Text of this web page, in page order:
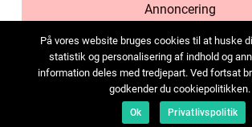
Annoncering
Cookies
Kontakt os
Sitemap
På vores website bruges cookies til at huske
statistik og personalisering af indhold og
information deles med tredjepart. Ved fortsat
godkender du cookiepolitikken.
Ok Privatlivspolitik